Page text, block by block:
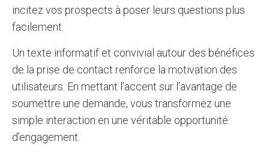
incitez vos prospects à poser leurs questions plus
facilement.
Un texte informatif et convivial autour des bénéfices
de la prise de contact renforce la motivation des
utilisateurs. En mettant l’accent sur l’avantage de
soumettre une demande, vous transformez une
simple interaction en une véritable opportunité
d’engagement.